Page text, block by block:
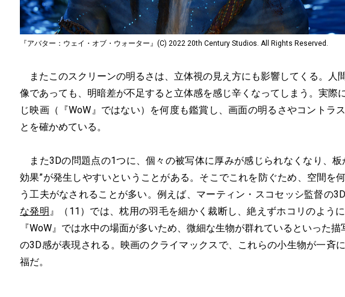
『アバター：ウェイ・オブ・ウォーター』(C) 2022 20th Century Studios. All Rights Reserved.
またこのスクリーンの明るさは、立体視の見え方にも影響してくる。人
像であっても、明暗差が不足すると立体感を感じ辛くなってしまう。実際
じ映画（『WoW』ではない）を何度も鑑賞し、画面の明るさやコントラ
とを確かめている。
また3Dの問題点の1つに、個々の被写体に厚みが感じられなくなり、板
効果”が発生しやすいということがある。そこでこれを防ぐため、空間を
う工夫がなされることが多い。例えば、マーティン・スコセッシ監督の
な発明 』（11）では、枕用の羽毛を細かく裁断し、絶えずホコリのよう
『WoW』では水中の場面が多いため、微細な生物が群れているといった描
の3D感が表現される。映画のクライマックスで、これらの小生物が一斉
福だ。